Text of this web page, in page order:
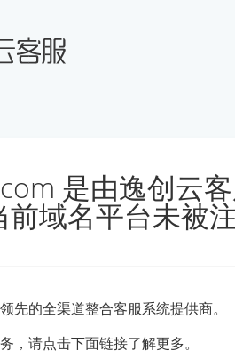
是由逸创云
前域名平台未被
先的全渠道整合客服系统提供商。
，请点击下面链接了解更多。